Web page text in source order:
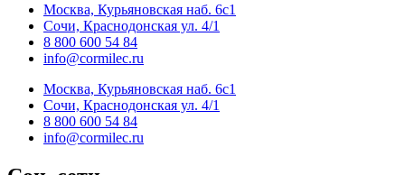
Москва, Курьяновская наб. 6с1
Сочи, Краснодонская ул. 4/1
8 800 600 54 84
info@cormilec.ru
Москва, Курьяновская наб. 6с1
Сочи, Краснодонская ул. 4/1
8 800 600 54 84
info@cormilec.ru